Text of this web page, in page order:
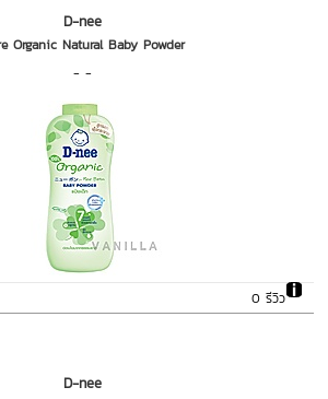
D-nee
Organic Natural Baby Powder
- -
0 รีวิว
D-nee